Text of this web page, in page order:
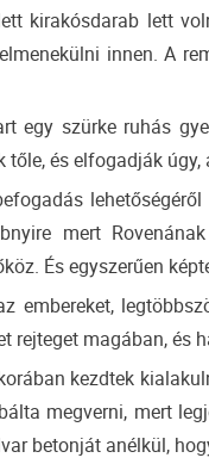
kirakósdarab lett
innen. A
egy szürke ruhás
tőle, és elfogadják úgy,
mert
És egyszerűen
embereket,
rejteget magában, és
kezdtek
megverni, mert
betonját anélkül,